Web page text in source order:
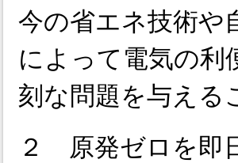
今の省エネ技術や
によって電気の利
刻な問題を与える
２ 原発ゼロを即